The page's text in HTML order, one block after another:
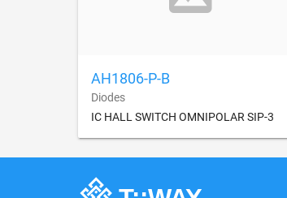
AH1806-P-B
Diodes
IC HALL SWITCH OMNIPOLAR SIP-3